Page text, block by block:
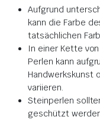
Aufgrund
kann die Farbe
tatsächlichen
In einer Kette
Perlen kann
Handwerkskunst
variieren.
Steinperlen
geschützt